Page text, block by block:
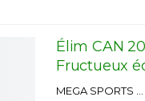
Élim CAN
Fructueux